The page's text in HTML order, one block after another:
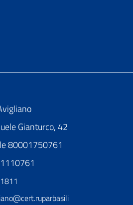
Gianturco, 42
80001750761